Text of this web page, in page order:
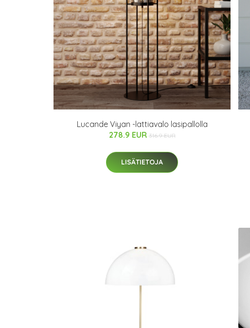
Lucande Viyan -lattiavalo lasipallolla
278.9 EUR 316.9 EUR
LISÄTIETOJA